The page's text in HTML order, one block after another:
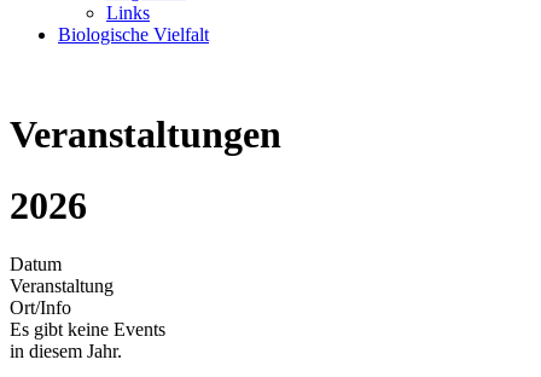
Links
Biologische Vielfalt
Veranstaltungen
2026
Datum
Veranstaltung
Ort/Info
Es gibt keine Events
in diesem Jahr.